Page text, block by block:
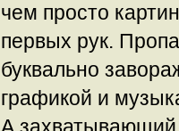
чем просто
первых рук.
буквально
графикой и